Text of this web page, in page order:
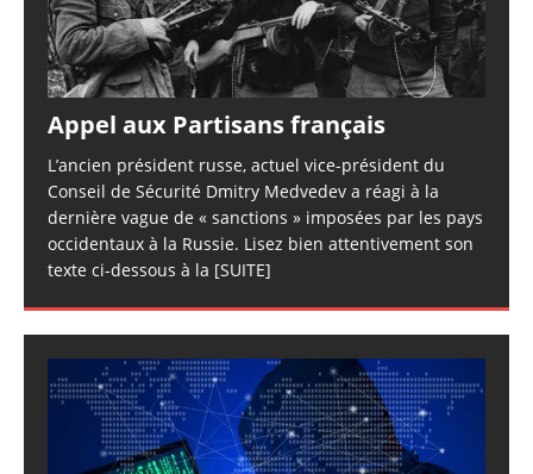
Appel aux Partisans français
L’ancien président russe, actuel vice-président du
Conseil de Sécurité Dmitry Medvedev a réagi à la
dernière vague de « sanctions » imposées par les pays
occidentaux à la Russie. Lisez bien attentivement son
texte ci-dessous à la [SUITE]